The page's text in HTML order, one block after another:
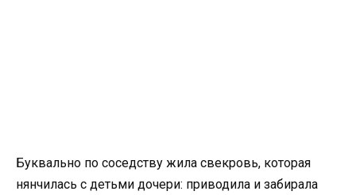
Буквально по соседству жила свекровь, которая
нянчилась с детьми дочери: приводила и забирала